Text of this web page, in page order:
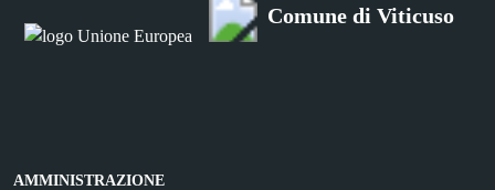
Comune di Viticuso
AMMINISTRAZIONE